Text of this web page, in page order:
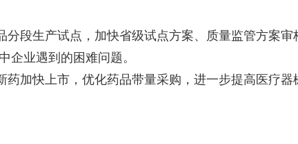
分段生产试点，加快省级试点方案、质量监管方案审
企业遇到的困难问题。
加快上市，优化药品带量采购，进一步提高医疗器